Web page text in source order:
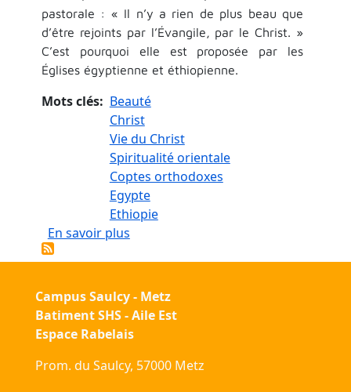
pastorale : « Il n’y a rien de plus beau que
d’être rejoints par l’Évangile, par le Christ. »
C’est pourquoi elle est proposée par les
Églises égyptienne et éthiopienne.
Mots clés
Beauté
Christ
Vie du Christ
Spiritualité orientale
Coptes orthodoxes
Egypte
Ethiopie
En savoir plussur Catéchèse par l’image chez les
Campus Saulcy - Metz
Batiment SHS - Aile Est
Espace Rabelais
Prom. du Saulcy, 57000 Metz